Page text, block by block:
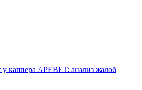
каппера APEBET: анализ жалоб